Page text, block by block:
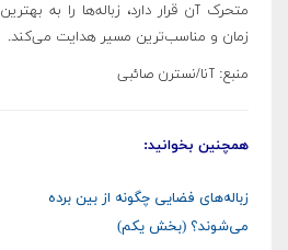
متحرک آن قرار دارد، زباله‌ها را به بهترین
زمان و مناسب‌ترین مسیر هدایت می‌کند.
منبع: آنا/نسترن صائبی
همچنین بخوانید:
زباله‌های فضایی چگونه از بین برده
می‌شوند؟ (بخش یکم)